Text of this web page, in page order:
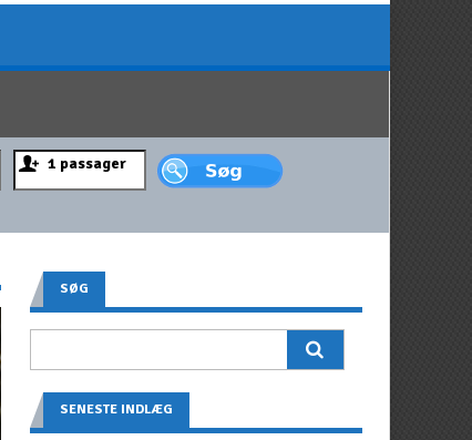
SØG
SENESTE INDLÆG